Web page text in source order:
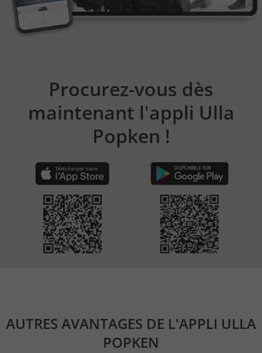
Procurez-vous dès
maintenant l'appli Ulla
Popken !
AUTRES AVANTAGES DE L'APPLI ULLA
POPKEN